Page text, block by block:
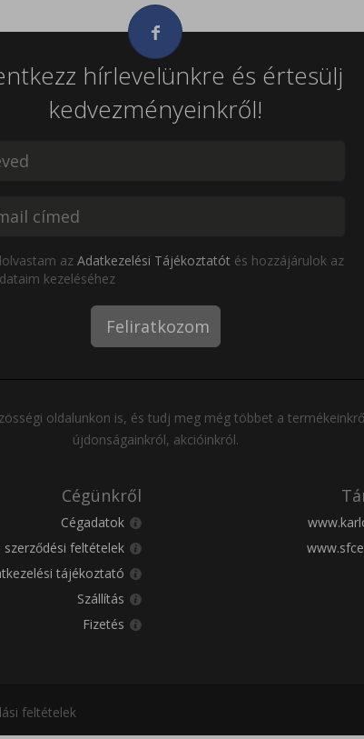
hírlevelünkre és értesülj
kedvezményeinkről!
az Adatkezelési Tájékoztatót és hozzájárulok az
kezeléséhez
Feliratkozom
oldalunkon is, és tudj meg még többet a
újdonságainkról, akcióinkról.
Cégünkről
Cégadatok
szerződési feltételek
tájékoztató
Szállítás
Fizetés
feltételek